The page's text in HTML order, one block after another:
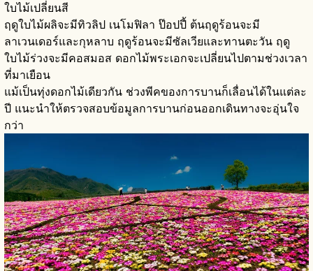
ใบไม้เปลี่ยนสี
ฤดูใบไม้ผลิจะมีทิวลิป เนโมฟิลา ป๊อปปี้ ต้นฤดูร้อนจะมี
ลาเวนเดอร์และกุหลาบ ฤดูร้อนจะมีซัลเวียและทานตะวัน ฤดู
ใบไม้ร่วงจะมีคอสมอส ดอกไม้พระเอกจะเปลี่ยนไปตามช่วงเวลา
ที่มาเยือน
แม้เป็นทุ่งดอกไม้เดียวกัน ช่วงพีคของการบานก็เลื่อนได้ในแต่ละ
ปี แนะนำให้ตรวจสอบข้อมูลการบานก่อนออกเดินทางจะอุ่นใจ
กว่า